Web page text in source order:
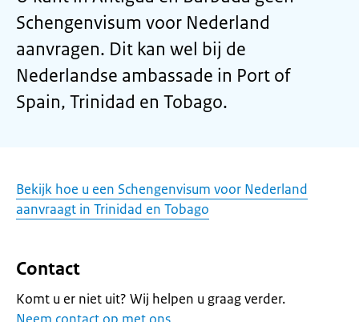
Schengenvisum voor Nederland
aanvragen. Dit kan wel bij de
Nederlandse ambassade in Port of
Spain, Trinidad en Tobago.
Bekijk hoe u een Schengenvisum voor Nederland
aanvraagt in Trinidad en Tobago
Contact
Komt u er niet uit? Wij helpen u graag verder.